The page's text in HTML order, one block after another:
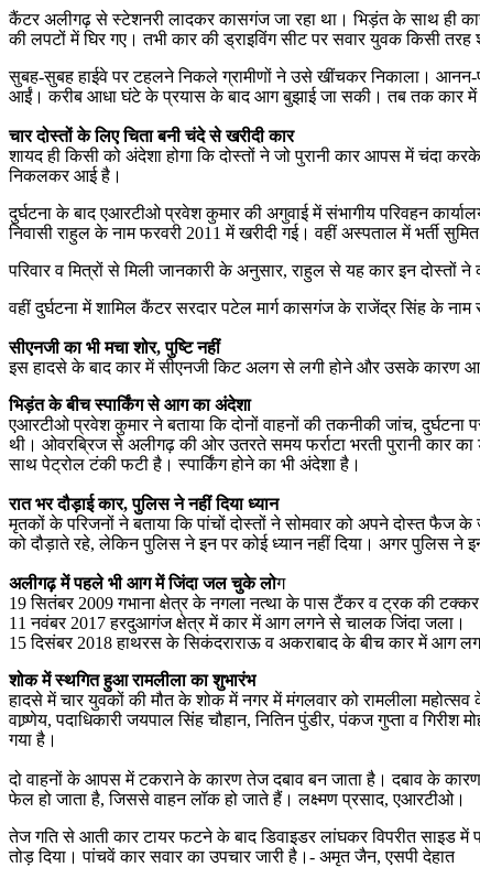
कैंटर अलीगढ़ से स्टेशनरी लादकर कासगंज जा रहा था। भिड़ंत के साथ ही
की लपटों में घिर गए। तभी कार की ड्राइविंग सीट पर सवार युवक किसी
सुबह-सुबह हाईवे पर टहलने निकले ग्रामीणों ने उसे खींचकर निकाला।
आईं। करीब आधा घंटे के प्रयास के बाद आग बुझाई जा सकी। तब तक कार में
चार दोस्तों के लिए चिता बनी चंदे से खरीदी कार
शायद ही किसी को अंदेशा होगा कि दोस्तों ने जो पुरानी कार आपस में चंदा
निकलकर आई है।
दुर्घटना के बाद एआरटीओ प्रवेश कुमार की अगुवाई में संभागीय परिवहन
निवासी राहुल के नाम फरवरी 2011 में खरीदी गई। वहीं अस्पताल में भर्ती
परिवार व मित्रों से मिली जानकारी के अनुसार, राहुल से यह कार इन
वहीं दुर्घटना में शामिल कैंटर सरदार पटेल मार्ग कासगंज के राजेंद्र सिंह के
सीएनजी का भी मचा शोर, पुष्टि नहीं
इस हादसे के बाद कार में सीएनजी किट अलग से लगी होने और उसके कारण
भिड़ंत के बीच स्पार्किंग से आग का अंदेशा
एआरटीओ प्रवेश कुमार ने बताया कि दोनों वाहनों की तकनीकी जांच,
थी। ओवरब्रिज से अलीगढ़ की ओर उतरते समय फर्राटा भरती पुरानी कार
साथ पेट्रोल टंकी फटी है। स्पार्किंग होने का भी अंदेशा है।
रात भर दौड़ाई कार, पुलिस ने नहीं दिया ध्यान
मृतकों के परिजनों ने बताया कि पांचों दोस्तों ने सोमवार को अपने दोस्त फैज
को दौड़ाते रहे, लेकिन पुलिस ने इन पर कोई ध्यान नहीं दिया। अगर पुलिस ने
अलीगढ़ में पहले भी आग में जिंदा जल चुके लोग
19 सितंबर 2009 गभाना क्षेत्र के नगला नत्था के पास टैंकर व ट्रक की
11 नवंबर 2017 हरदुआगंज क्षेत्र में कार में आग लगने से चालक जिंदा जला।
15 दिसंबर 2018 हाथरस के सिकंदराराऊ व अकराबाद के बीच कार में आग
शोक में स्थगित हुआ रामलीला का शुभारंभ
हादसे में चार युवकों की मौत के शोक में नगर में मंगलवार को रामलीला
वाष्र्णेय, पदाधिकारी जयपाल सिंह चौहान, नितिन पुंडीर, पंकज गुप्ता व
गया है।
दो वाहनों के आपस में टकराने के कारण तेज दबाव बन जाता है। दबाव के
फेल हो जाता है, जिससे वाहन लॉक हो जाते हैं। लक्ष्मण प्रसाद, एआरटीओ।
तेज गति से आती कार टायर फटने के बाद डिवाइडर लांघकर विपरीत साइड
तोड़ दिया। पांचवें कार सवार का उपचार जारी है।- अमृत जैन, एसपी देहात